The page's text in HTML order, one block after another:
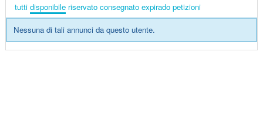
tutti disponibile riservato consegnato expirado petizioni
Nessuna di tali annunci da questo utente.